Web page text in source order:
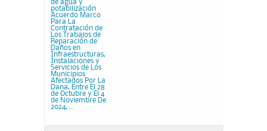
de agua y
potabilización
Acuerdo Marco
Para La
Contratación de
Los Trabajos de
Reparación de
Daños en
Infraestructuras,
Instalaciones y
Servicios de Los
Municipios
Afectados Por La
Dana, Entre El 28
de Octubre y El 4
de Noviembre De
2024, ...